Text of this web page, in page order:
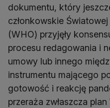
dokumentu, który
członkowskie
(WHO) przyjęły
procesu redagowania i
umowy lub innego
instrumentu mającego
gotowość i reakcję
przeraża zwłaszcza